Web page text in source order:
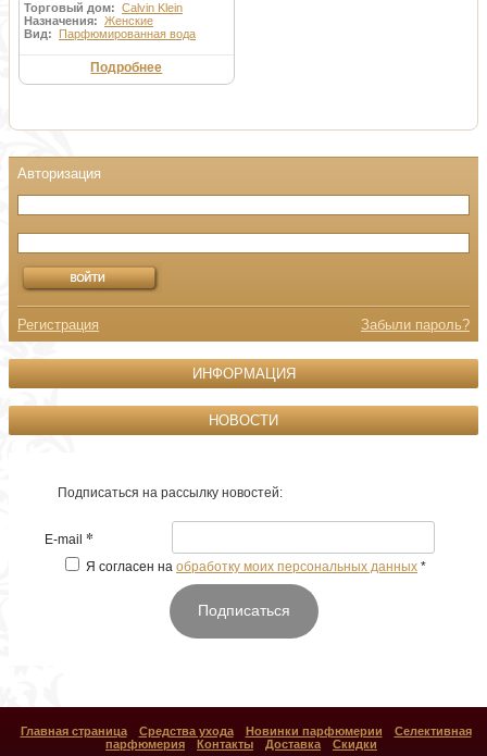
Торговый дом: Calvin Klein
Назначения: Женские
Вид:
Парфюмированная вода
Подробнее
Регистрация Забыли пароль?
ИНФОРМАЦИЯ
НОВОСТИ
Подписаться на рассылку новостей:
E-mail *
Я согласен на обработку моих персональных данных *
Подписаться
Главная страница Средства ухода Новинки парфюмерии
Селективная
парфюмерия
Контакты Доставка Скидки